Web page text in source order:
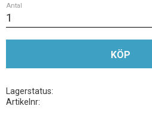
Antal
KÖP
Lagerstatus
Artikelnr